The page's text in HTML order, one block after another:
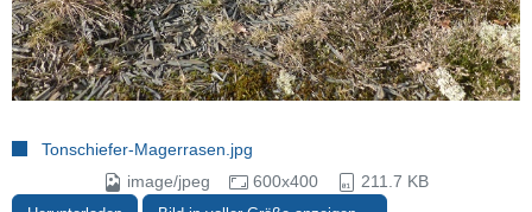
Tonschiefer-Magerrasen.jpg
image/jpeg
600x400 211.7 KB